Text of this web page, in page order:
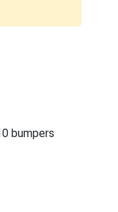
bumpers